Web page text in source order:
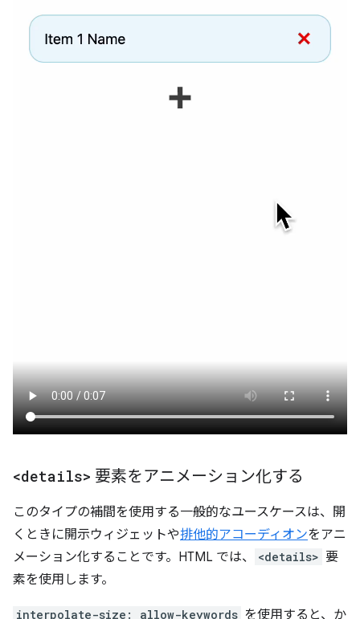
<details> 要素をアニメーション化する
このタイプの補間を使用する一般的なユースケースは、開
くときに開示ウィジェットや排他的アコーディオンをアニ
メーション化することです。HTML では、
<details> 要
素を使用します。
interpolate-size: allow-keywords を使用すると、か